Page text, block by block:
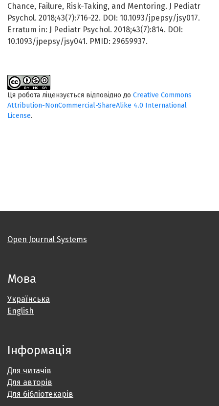
Chance, Failure, Risk-Taking, and Mentoring. J Pediatr
Psychol. 2018;43(7):716-22. DOI: 10.1093/jpepsy/jsy017.
Erratum in: J Pediatr Psychol. 2018;43(7):814. DOI:
10.1093/jpepsy/jsy041. PMID: 29659937.
Ця робота ліцензується відповідно до Creative Commons
Attribution-NonCommercial-ShareAlike 4.0 International
License.
Open Journal Systems
Мова
Українська
English
Інформація
Для читачів
Для авторів
Для бібліотекарів